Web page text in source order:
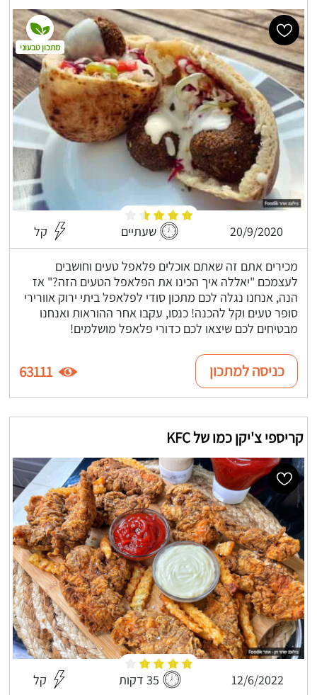
20/9/2020 שעתיים קל
מכירים אתם זה שאתם אוכלים פלאפל טעים וחושבים
לעצמכם "יאללה איך הכינו את הפלאפל הטעים הזה?" אז
הנה, אנחנו נגלה לכם מתכון סודי לפלאפל ביתי ירוק אוורירי
סופר טעים וקל להכנה! כנסו, עקבו אחר ההוראות ואנחנו
מבטיחים לכם שיצאו לכם כדורי פלאפל מושלמים!
מתכון טבעוני
כניסה למתכון 63111
קריספי צ'יקן כמו של KFC
12/6/2022 35 דקות קל